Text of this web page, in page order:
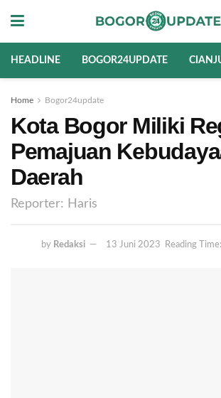
HEADLINE BOGOR24UPDATE
Home Bogor24update
Kota Bogor Miliki
Pemajuan
Daerah
Reporter: Haris
by Redaksi 13 Juni 2023 Reading